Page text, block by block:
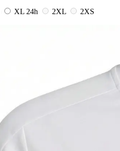
XL 24h 2XL
2XS